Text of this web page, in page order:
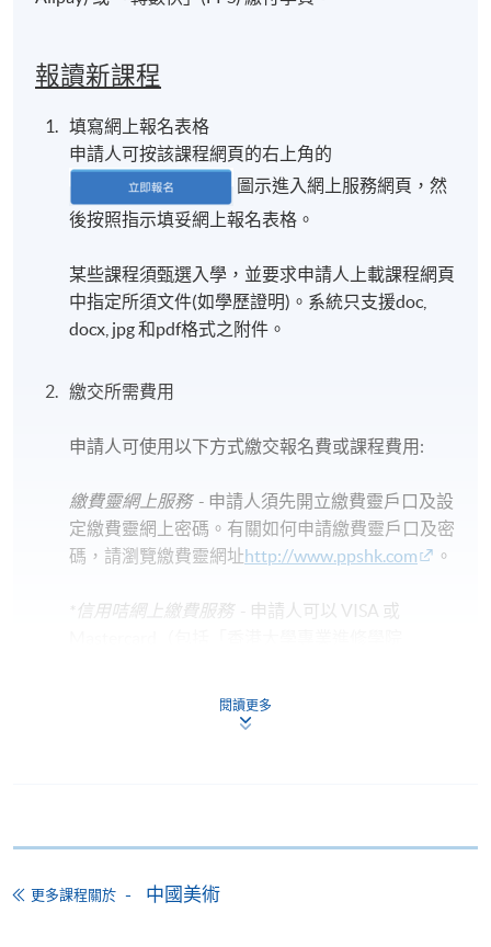
報讀新課程
填寫網上報名表格
申請人可按該課程網頁的右上角的
圖示進入網上服務網頁，然
後按照指示填妥網上報名表格。
某些課程須甄選入學，並要求申請人上載課程網頁
中指定所須文件(如學歷證明)。系統只支援doc,
docx, jpg 和pdf格式之附件。
繳交所需費用
申請人可使用以下方式繳交報名費或課程費用:
繳費靈網上服務- 申請人須先開立繳費靈戶口及設
定繳費靈網上密碼。有關如何申請繳費靈戶口及密
碼，請瀏覽繳費靈網址http://www.ppshk.com 。
*信用咭網上繳費服務 - 申請人可以 VISA 或
*香港大學專業進修學院Mastercard卡
閱讀更多
更多課程關於 中國美術